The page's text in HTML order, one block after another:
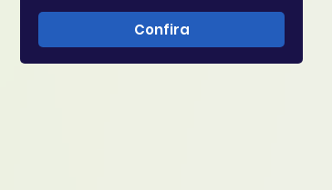
Confira